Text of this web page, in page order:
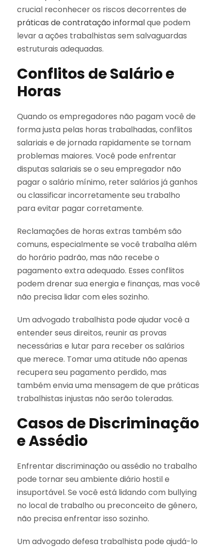
crucial reconhecer os riscos decorrentes de
práticas de contratação informalque podem
levar a ações trabalhistas sem salvaguardas
estruturais adequadas.
Conflitos de Salário e
Horas
Quando os empregadores não pagam você de
forma justa pelas horas trabalhadas, conflitos
salariais e de jornada rapidamente se tornam
problemas maiores. Você pode enfrentar
disputas salariais se o seu empregador não
pagar o salário mínimo, reter salários já ganhos
ou classificar incorretamente seu trabalho
para evitar pagar corretamente.
Reclamações de horas extras também são
comuns, especialmente se você trabalha além
do horário padrão, mas não recebe o
pagamento extra adequado. Esses conflitos
podem drenar sua energia e finanças, mas você
não precisa lidar com eles sozinho.
Um advogado trabalhista pode ajudar você a
entender seus direitos, reunir as provas
necessárias e lutar para receber os salários
que merece. Tomar uma atitude não apenas
recupera seu pagamento perdido, mas
também envia uma mensagem de que práticas
trabalhistas injustas não serão toleradas.
Casos de Discriminação
e Assédio
Enfrentar discriminação ou assédio no trabalho
pode tornar seu ambiente diário hostil e
insuportável. Se você está lidando com bullying
no local de trabalho ou preconceito de gênero,
não precisa enfrentar isso sozinho.
Um advogado defesa trabalhista pode ajudá-lo